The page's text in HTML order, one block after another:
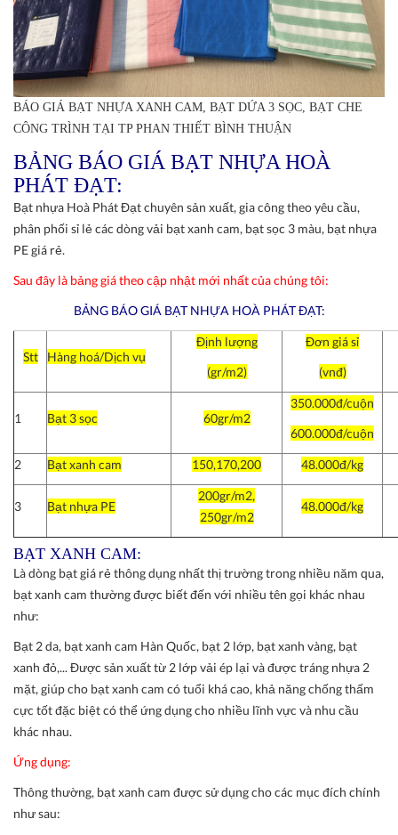
BÁO GIÁ BẠT NHỰA XANH CAM, BẠT DỨA 3 SỌC, BẠT CHE
CÔNG TRÌNH TẠI TP PHAN THIẾT BÌNH THUẬN
BẢNG BÁO GIÁ BẠT NHỰA HOÀ
PHÁT ĐẠT:
Bạt nhựa Hoà Phát Đạt chuyên sản xuất, gia công theo yêu cầu,
phân phối sỉ lẻ các dòng vải bạt xanh cam, bạt sọc 3 màu, bạt nhựa
PE giá rẻ.
Sau đây là bảng giá theo cập nhật mới nhất của chúng tôi:
BẢNG BÁO GIÁ BẠT NHỰA HOÀ PHÁT ĐẠT:
Stt Hàng hoá/Dịch vụ
Định lượng
(gr/m2)
Đơn giá sỉ
(vnđ)
1 Bạt 3 sọc 60gr/m2
350.000đ/cuộn
600.000đ/cuộn
2 Bạt xanh cam 150,170,200 48.000đ/kg
3 Bạt nhựa PE
200gr/m2,
250gr/m2
48.000đ/kg
BẠT XANH CAM:
Là dòng bạt giá rẻ thông dụng nhất thị trường trong nhiều năm qua,
bạt xanh cam thường được biết đến với nhiều tên gọi khác nhau
như:
Bạt 2 da, bạt xanh cam Hàn Quốc, bạt 2 lớp, bạt xanh vàng, bạt
xanh đỏ,... Được sản xuất từ 2 lớp vải ép lại và được tráng nhựa 2
mặt, giúp cho bạt xanh cam có tuổi khá cao, khả năng chống thấm
cực tốt đặc biệt có thể ứng dụng cho nhiều lĩnh vực và nhu cầu
khác nhau.
Ứng dụng:
Thông thường, bạt xanh cam được sử dụng cho các mục đích chính
như sau: